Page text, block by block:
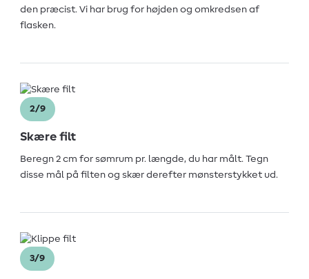
den præcist. Vi har brug for højden og omkredsen af
flasken.
2/9
Skære filt
Beregn 2 cm for sømrum pr. længde, du har målt. Tegn
disse mål på filten og skær derefter mønsterstykket ud.
3/9